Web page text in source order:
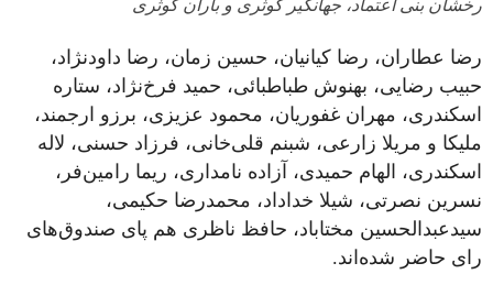
رخشان بنی اعتماد، جهانگیر کوثری و باران کوثری
رضا عطاران، رضا کیانیان، حسین زمان، رضا داودنژاد،
حبیب رضایی، بهنوش طباطبائی، حمید فرخ‌نژاد، ستاره
اسکندری، مهران غفوریان، محمود عزیزی، برزو ارجمند،
ملیکا و مریلا زارعی، شبنم قلی‌خانی، فرزاد حسنی، لاله
اسکندری، الهام حمیدی، آزاده نامداری، ریما رامین‌فر،
نسرین نصرتی، شیلا خداداد، محمدرضا حکیمی،
سیدعبدالحسین مختاباد، حافظ ناظری هم پای صندوق‌های
رای حاضر شده‌اند.